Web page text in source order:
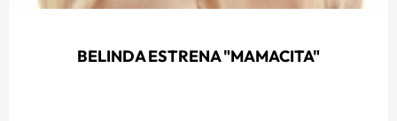
BELINDA ESTRENA "MAMACITA"